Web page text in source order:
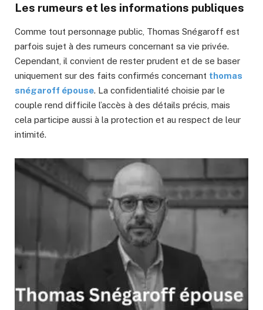
Les rumeurs et les informations publiques
Comme tout personnage public, Thomas Snégaroff est
parfois sujet à des rumeurs concernant sa vie privée.
Cependant, il convient de rester prudent et de se baser
uniquement sur des faits confirmés concernant thomas
snégaroff épouse. La confidentialité choisie par le
couple rend difficile l’accès à des détails précis, mais
cela participe aussi à la protection et au respect de leur
intimité.